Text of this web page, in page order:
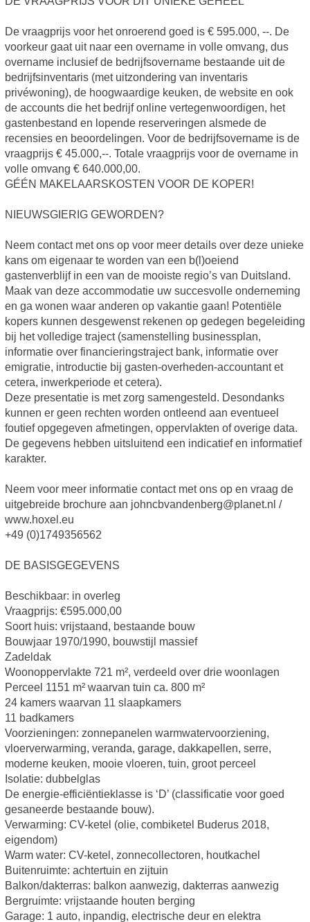
De vraagprijs voor het onroerend goed is € 595.000, --. De
voorkeur gaat uit naar een overname in volle omvang, dus
overname inclusief de bedrijfsovername bestaande uit de
bedrijfsinventaris (met uitzondering van inventaris
privéwoning), de hoogwaardige keuken, de website en ook
de accounts die het bedrijf online vertegenwoordigen, het
gastenbestand en lopende reserveringen alsmede de
recensies en beoordelingen. Voor de bedrijfsovername is de
vraagprijs € 45.000,--. Totale vraagprijs voor de overname in
volle omvang € 640.000,00.
GÉÉN MAKELAARSKOSTEN VOOR DE KOPER!
NIEUWSGIERIG GEWORDEN?
Neem contact met ons op voor meer details over deze unieke
kans om eigenaar te worden van een b(l)oeiend
gastenverblijf in een van de mooiste regio’s van Duitsland.
Maak van deze accommodatie uw succesvolle onderneming
en ga wonen waar anderen op vakantie gaan! Potentiële
kopers kunnen desgewenst rekenen op gedegen begeleiding
bij het volledige traject (samenstelling businessplan,
informatie over financieringstraject bank, informatie over
emigratie, introductie bij gasten-overheden-accountant et
cetera, inwerkperiode et cetera).
Deze presentatie is met zorg samengesteld. Desondanks
kunnen er geen rechten worden ontleend aan eventueel
foutief opgegeven afmetingen, oppervlakten of overige data.
De gegevens hebben uitsluitend een indicatief en informatief
karakter.
Neem voor meer informatie contact met ons op en vraag de
uitgebreide brochure aan johncbvandenberg@planet.nl /
www.hoxel.eu
+49 (0)1749356562
DE BASISGEGEVENS
Beschikbaar: in overleg
Vraagprijs: €595.000,00
Soort huis: vrijstaand, bestaande bouw
Bouwjaar 1970/1990, bouwstijl massief
Zadeldak
Woonoppervlakte 721 m², verdeeld over drie woonlagen
Perceel 1151 m² waarvan tuin ca. 800 m²
24 kamers waarvan 11 slaapkamers
11 badkamers
Voorzieningen: zonnepanelen warmwatervoorziening,
vloerverwarming, veranda, garage, dakkapellen, serre,
moderne keuken, mooie vloeren, tuin, groot perceel
Isolatie: dubbelglas
De energie-efficiëntieklasse is ‘D’ (classificatie voor goed
gesaneerde bestaande bouw).
Verwarming: CV-ketel (olie, combiketel Buderus 2018,
eigendom)
Warm water: CV-ketel, zonnecollectoren, houtkachel
Buitenruimte: achtertuin en zijtuin
Balkon/dakterras: balkon aanwezig, dakterras aanwezig
Bergruimte: vrijstaande houten berging
Garage: 1 auto, inpandig, electrische deur en elektra